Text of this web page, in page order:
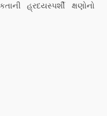
હ્રદયસ્પર્શી ક્ષણોનો